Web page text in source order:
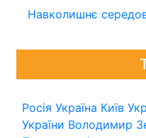
Навколишнє
Росія Україна Київ
України Володимир